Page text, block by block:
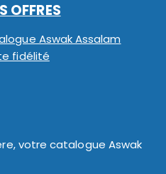
OFFRES
Aswak Assalam
fidélité
votre catalogue Aswak